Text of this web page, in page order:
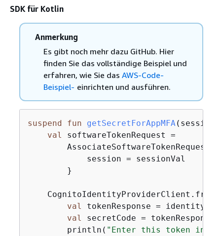
SDK für Kotlin
Anmerkung
Es gibt noch mehr dazu GitHub. Hier
finden Sie das vollständige Beispiel und
erfahren, wie Sie das AWS-Code-
Beispiel- einrichten und ausführen.
suspend fun getSecretForAppMFA
val
softwareTokenRequest =
        AssociateSoftwareTokenRequest
            session = sessionVal
        }
val
tokenResponse =
val
secretCode =
        println(
"Enter this token into